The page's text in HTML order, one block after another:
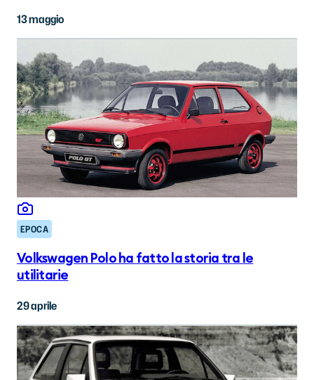
13 maggio
EPOCA
Volkswagen Polo ha fatto la storia tra le
utilitarie
29 aprile